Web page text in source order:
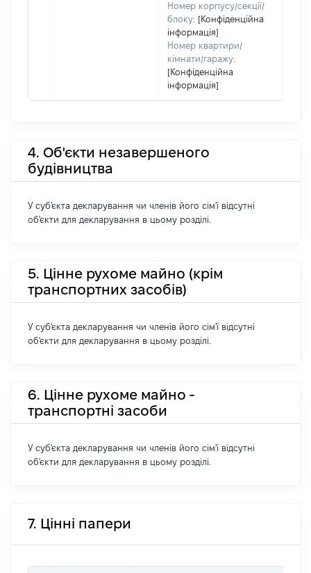
Номер корпусу/секції/
блоку: [Конфіденційна
інформація]
Номер квартири/
кімнати/гаражу:
[Конфіденційна
інформація]
4. Об'єкти незавершеного
будівництва
У суб'єкта декларування чи членів його сім'ї відсутні
об'єкти для декларування в цьому розділі.
5. Цінне рухоме майно (крім
транспортних засобів)
У суб'єкта декларування чи членів його сім'ї відсутні
об'єкти для декларування в цьому розділі.
6. Цінне рухоме майно -
транспортні засоби
У суб'єкта декларування чи членів його сім'ї відсутні
об'єкти для декларування в цьому розділі.
7. Цінні папери